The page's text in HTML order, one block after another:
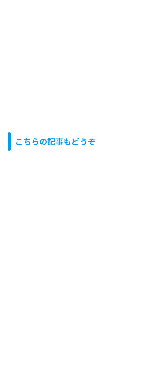
こちらの記事もどうぞ